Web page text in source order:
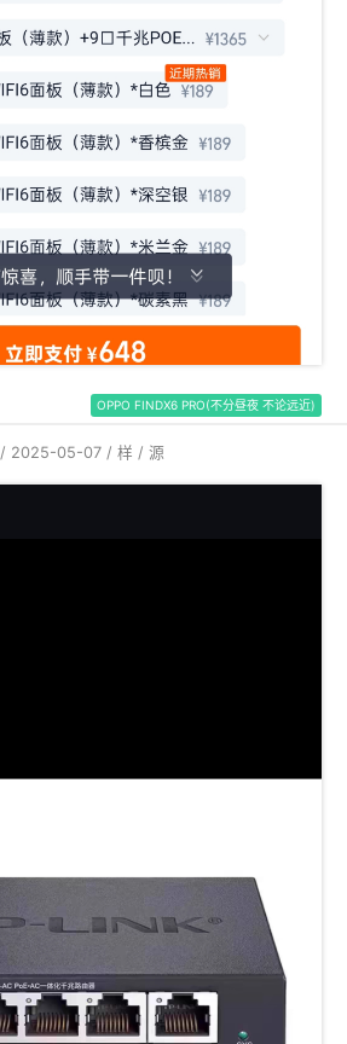
OPPO FINDX6 PRO(不分昼夜 不论远近)
/ 2025-05-07 / 样 / 源